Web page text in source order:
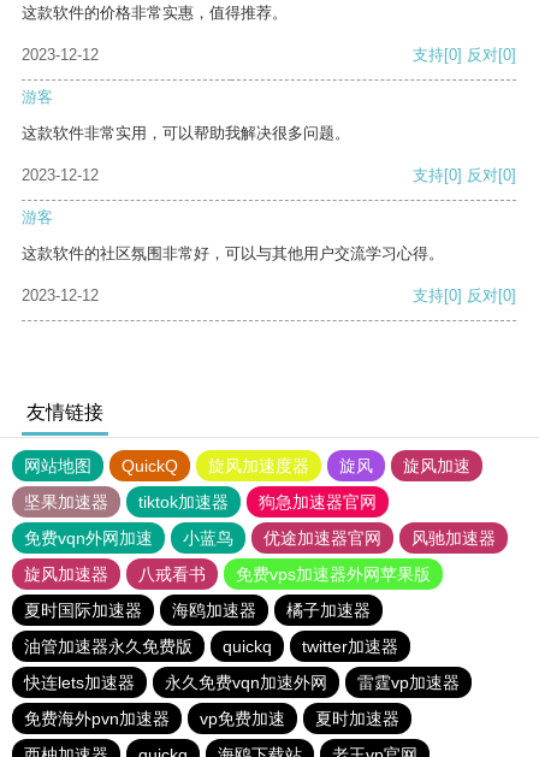
这款软件的价格非常实惠，值得推荐。
2023-12-12 支持[0] 反对[0]
游客
这款软件非常实用，可以帮助我解决很多问题。
2023-12-12 支持[0] 反对[0]
游客
这款软件的社区氛围非常好，可以与其他用户交流学习心得。
2023-12-12 支持[0] 反对[0]
友情链接
网站地图 QuickQ 旋风加速度器 旋风
旋风加速
坚果加速器
tiktok加速器
狗急加速器官网
免费vqn外网加速
小蓝鸟 优途加速器官网
风驰加速器
旋风加速器
八戒看书
免费vps加速器外网苹果版
夏时国际加速器
海鸥加速器
橘子加速器
油管加速器永久免费版
quickq
twitter加速器
快连lets加速器
永久免费vqn加速外网
雷霆vp加速器
免费海外pvn加速器
vp免费加速
夏时加速器